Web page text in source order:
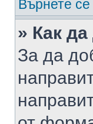
Върнете се
» Как
За да